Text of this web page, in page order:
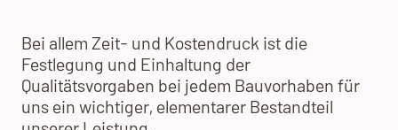
Bei allem Zeit- und Kostendruck ist die
Festlegung und Einhaltung der
Qualitätsvorgaben bei jedem Bauvorhaben für
uns ein wichtiger, elementarer Bestandteil